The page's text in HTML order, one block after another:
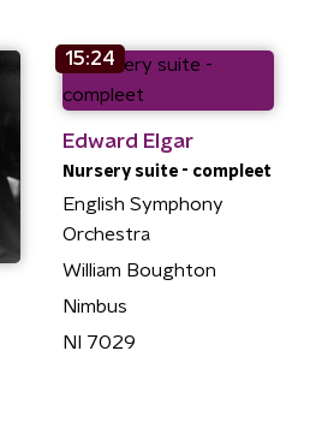
15:24
Edward Elgar
Nursery suite - compleet
English Symphony
Orchestra
William Boughton
Nimbus
NI 7029